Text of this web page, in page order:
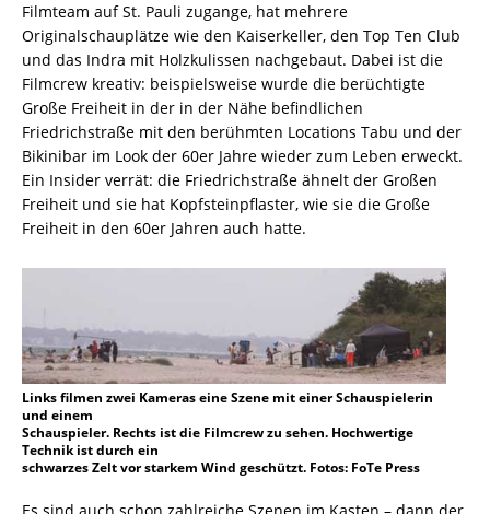
Filmteam auf St. Pauli zugange, hat mehrere
Originalschauplätze wie den Kaiserkeller, den Top Ten Club
und das Indra mit Holzkulissen nachgebaut. Dabei ist die
Filmcrew kreativ: beispielsweise wurde die berüchtigte
Große Freiheit in der in der Nähe befindlichen
Friedrichstraße mit den berühmten Locations Tabu und der
Bikinibar im Look der 60er Jahre wieder zum Leben erweckt.
Ein Insider verrät: die Friedrichstraße ähnelt der Großen
Freiheit und sie hat Kopfsteinpflaster, wie sie die Große
Freiheit in den 60er Jahren auch hatte.
Links filmen zwei Kameras eine Szene mit einer Schauspielerin
und einem
Schauspieler. Rechts ist die Filmcrew zu sehen. Hochwertige
Technik ist durch ein
schwarzes Zelt vor starkem Wind geschützt. Fotos: FoTe Press
Es sind auch schon zahlreiche Szenen im Kasten – dann der